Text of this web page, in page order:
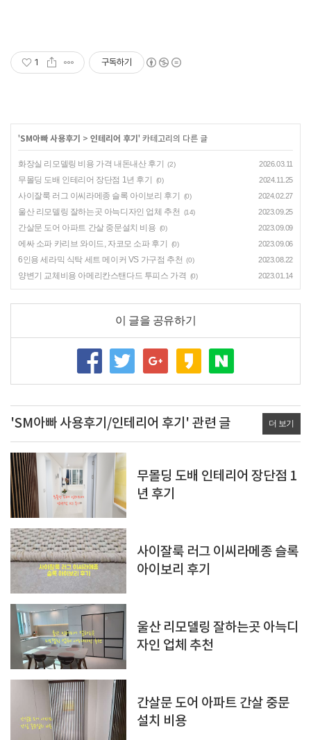
1 구독하기
'SM아빠 사용후기 > 인테리어 후기 ' 카테고리의 다른 글
화장실 리모델링 비용 가격 내돈내산 후기 (2) 2026.03.11
무몰딩 도배 인테리어 장단점 1년 후기 (0) 2024.11.25
사이잘룩 러그 이씨라메종 슬록 아이보리 후기 (0) 2024.02.27
울산 리모델링 잘하는곳 아늑디자인 업체 추천 (14) 2023.09.25
간살문 도어 아파트 간살 중문설치 비용 (0) 2023.09.09
에싸 소파 카리브 와이드, 자코모 소파 후기 (0) 2023.09.06
6인용 세라믹 식탁 세트 메이커 VS 가구점 추천 (0) 2023.08.22
양변기 교체비용 아메리칸스탠다드 투피스 가격 (0) 2023.01.14
이 글을 공유하기
'SM아빠 사용후기/인테리어 후기' 관련 글 더 보기
무몰딩 도배 인테리어 장단점 1
년 후기
사이잘룩 러그 이씨라메종 슬록
아이보리 후기
울산 리모델링 잘하는곳 아늑디
자인 업체 추천
간살문 도어 아파트 간살 중문
설치 비용